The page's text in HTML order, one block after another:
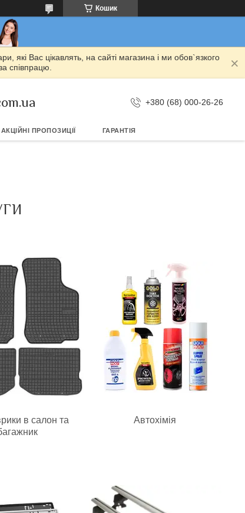
Кошик
які Вас цікавлять, на сайті магазина і ми обов`язкого
співпрацю.
+380 (68) 000-26-26
АКЦІЙНІ ПРОПОЗИЦІЇ ГАРАНТІЯ
в салон та
Автохімія